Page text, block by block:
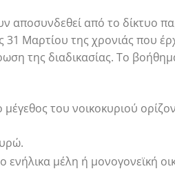
αποσυνδεθεί από το δίκτυο
31 Μαρτίου της χρονιάς που
της διαδικασίας. Το
του νοικοκυριού
μέλη ή μονογονεϊκή